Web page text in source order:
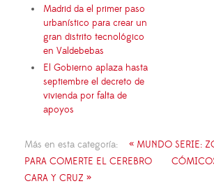
Madrid da el primer paso
urbanístico para crear un
gran distrito tecnológico
en Valdebebas
El Gobierno aplaza hasta
septiembre el decreto de
vivienda por falta de
apoyos
Más en esta categoría:
« MUNDO SERIE:
PARA COMERTE EL CEREBRO
CARA Y CRUZ »